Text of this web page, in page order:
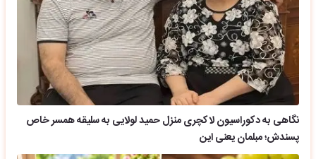
نگاهی به دکوراسیون لاکچری منزل حمید لولایی به سلیقه همسر خاص
پسندش؛ مبلمان یعنی این